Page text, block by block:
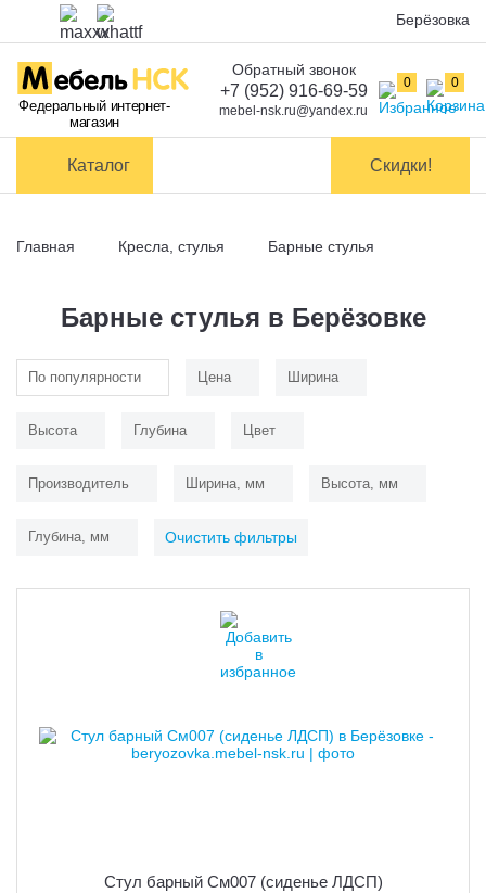
Оплата
Доставка и
самовывоз
Сборка
Берёзовка
Федеральный интернет-
магазин
0 0
Обратный звонок
+7 (952) 916-69-59
mebel-nsk.ru@yandex.ru
Каталог Скидки!
Главная Кресла, стулья Барные стулья
Барные стулья в Берёзовке
По популярности Цена Ширина
Высота Глубина Цвет
Производитель Ширина, мм Высота, мм
Глубина, мм Очистить фильтры
Стул барный См007 (сиденье ЛДСП)